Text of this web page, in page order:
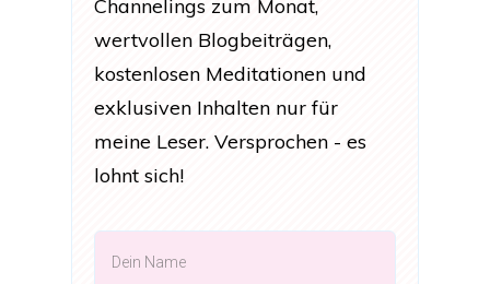
Channelings zum Monat,
wertvollen Blogbeiträgen,
kostenlosen Meditationen und
exklusiven Inhalten nur für
meine Leser. Versprochen - es
lohnt sich!